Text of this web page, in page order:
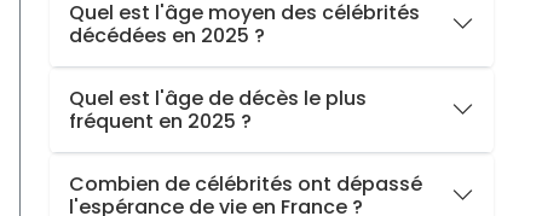
Quel est l'âge moyen des célébrités
décédées en 2025 ?
2024
Quel est l'âge de décès le plus
fréquent en 2025 ?
Combien de célébrités ont dépassé
l'espérance de vie en France ?